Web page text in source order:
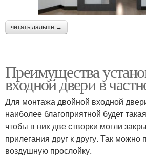
читать дальше →
Преимущества
входной двери в
Для монтажа двойной входной
наиболее благоприятной будет
чтобы в них две створки могли
прилегания друг к другу. Так можно
воздушную прослойку.